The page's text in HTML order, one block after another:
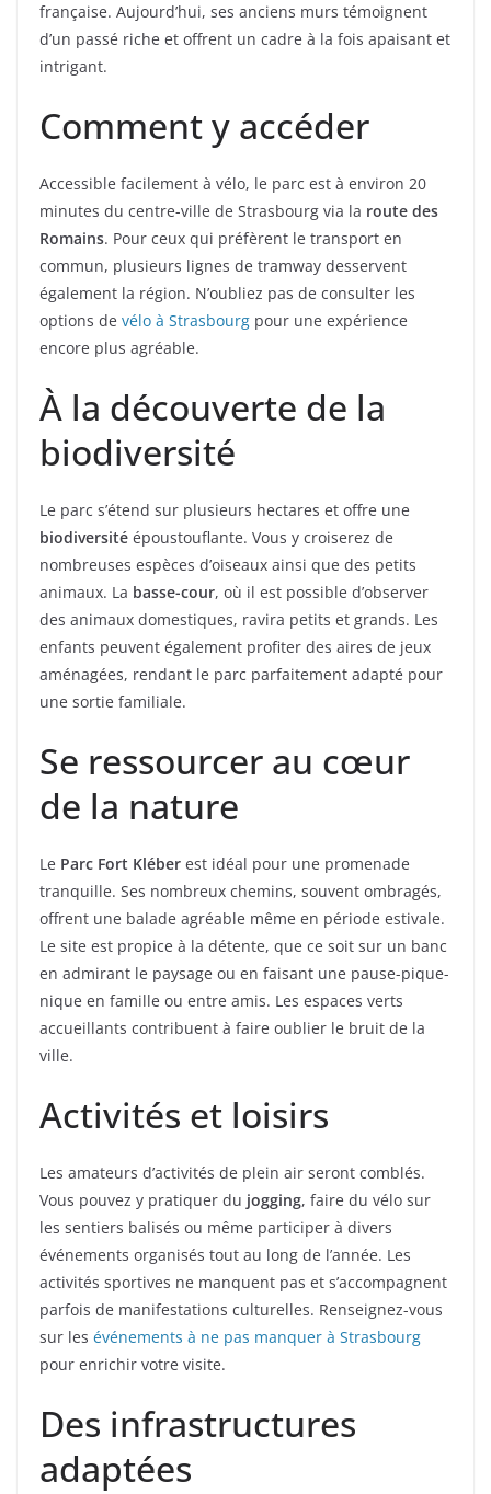
française. Aujourd’hui, ses anciens murs témoignent
d’un passé riche et offrent un cadre à la fois apaisant et
intrigant.
Comment y accéder
Accessible facilement à vélo, le parc est à environ 20
minutes du centre-ville de Strasbourg via la route des
Romains. Pour ceux qui préfèrent le transport en
commun, plusieurs lignes de tramway desservent
également la région. N’oubliez pas de consulter les
options de vélo à Strasbourg pour une expérience
encore plus agréable.
À la découverte de la
biodiversité
Le parc s’étend sur plusieurs hectares et offre une
biodiversité époustouflante. Vous y croiserez de
nombreuses espèces d’oiseaux ainsi que des petits
animaux. La basse-cour, où il est possible d’observer
des animaux domestiques, ravira petits et grands. Les
enfants peuvent également profiter des aires de jeux
aménagées, rendant le parc parfaitement adapté pour
une sortie familiale.
Se ressourcer au cœur
de la nature
Le Parc Fort Kléber est idéal pour une promenade
tranquille. Ses nombreux chemins, souvent ombragés,
offrent une balade agréable même en période estivale.
Le site est propice à la détente, que ce soit sur un banc
en admirant le paysage ou en faisant une pause-pique-
nique en famille ou entre amis. Les espaces verts
accueillants contribuent à faire oublier le bruit de la
ville.
Activités et loisirs
Les amateurs d’activités de plein air seront comblés.
Vous pouvez y pratiquer du jogging, faire du vélo sur
les sentiers balisés ou même participer à divers
événements organisés tout au long de l’année. Les
activités sportives ne manquent pas et s’accompagnent
parfois de manifestations culturelles. Renseignez-vous
sur les événements à ne pas manquer à Strasbourg
pour enrichir votre visite.
Des infrastructures
adaptées